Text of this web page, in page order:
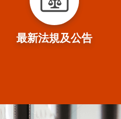
最新法規及公告